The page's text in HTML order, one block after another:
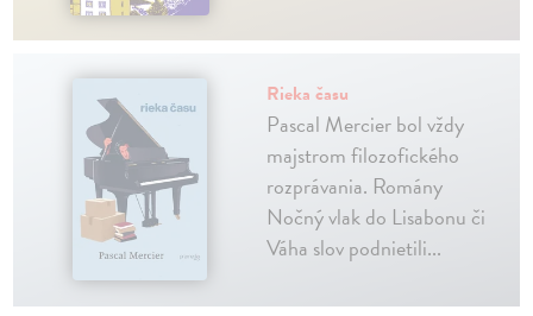
Rieka času
Pascal Mercier bol vždy
majstrom filozofického
rozprávania. Romány
Nočný vlak do Lisabonu či
Váha slov podnietili...